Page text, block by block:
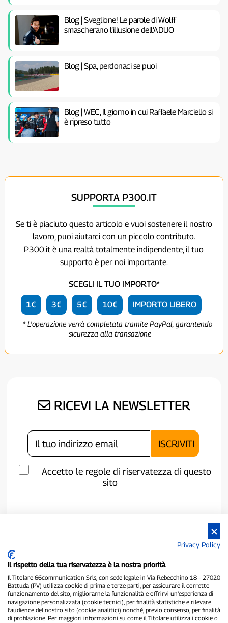
Blog | Sveglione! Le parole di Wolff
smascherano l’illusione dell’ADUO
Blog | Spa, perdonaci se puoi
Blog | WEC, Il giorno in cui Raffaele Marciello si
è ripreso tutto
SUPPORTA P300.IT
Se ti è piaciuto questo articolo e vuoi sostenere il nostro
lavoro, puoi aiutarci con un piccolo contributo.
P300.it è una realtà totalmente indipendente, il tuo
supporto è per noi importante.
SCEGLI IL TUO IMPORTO*
1€ 3€ 5€ 10€ IMPORTO LIBERO
* L'operazione verrà completata tramite PayPal, garantendo
sicurezza alla transazione
RICEVI LA NEWSLETTER
Accetto le regole di riservatezza di questo
sito
P300.it è una Testata Giornalistica indipendente
Registrazione numero 1/2021 del 1/2/2021 - Tribunale di Pavia
Privacy Policy
Il rispetto della tua riservatezza è la nostra priorità
Il Titolare 66communication Srls, con sede legale in Via Rebecchino 18 – 27020
Battuda (PV) utilizza cookie di prima e terze parti, per assicurare il corretto
funzionamento del sito, migliorarne la funzionalità e offrirvi un’esperienza di
navigazione personalizzata (cookie tecnici), per finalità statistiche e rilevare
l’audience del nostro sito (cookie analitici) nonché, previo consenso, per finalità
di profilazione. Per maggiori informazioni su come il Titolare utilizza i cookie o